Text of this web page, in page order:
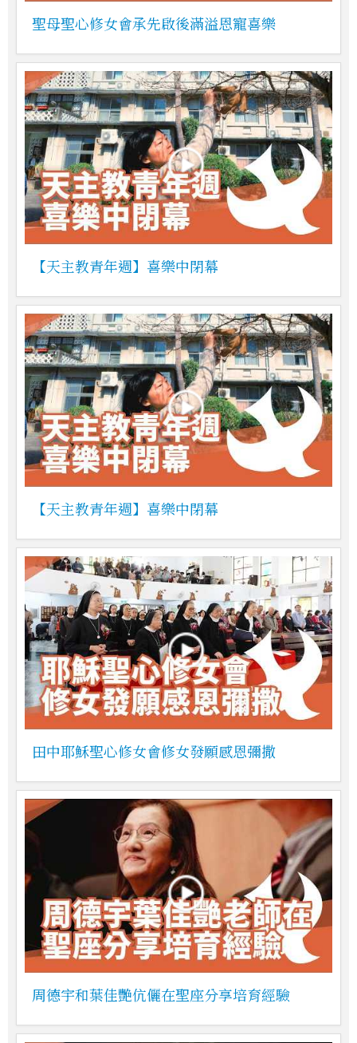
聖母聖心修女會承先啟後滿溢恩寵喜樂
【天主教青年週】喜樂中閉幕
【天主教青年週】喜樂中閉幕
田中耶穌聖心修女會修女發願感恩彌撒
周德宇和葉佳艷伉儷在聖座分享培育經驗